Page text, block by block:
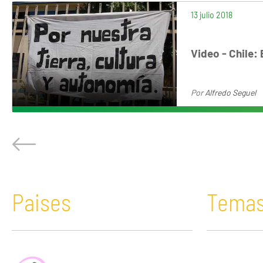
13 julio 2018
Video - Chile:
PorAlfredo Seguel
Paises